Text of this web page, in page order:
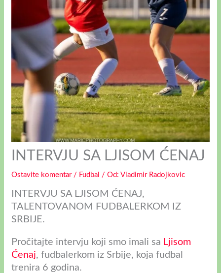
INTERVJU SA LJISOM ĆENAJ
Ostavite komentar / Fudbal / Оd:Vladimir Radojkovic
INTERVJU SA LJISOM ĆENAJ,
TALENTOVANOM FUDBALERKOM IZ
SRBIJE.
Pročitajte intervju koji smo imali sa Ljisom
Ćenaj, fudbalerkom iz Srbije, koja fudbal
trenira 6 godina.